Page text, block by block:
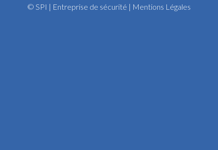
© SPI | Entreprise de sécurité | Mentions Légales